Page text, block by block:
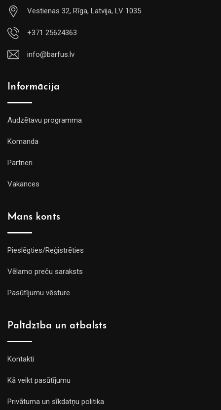
Vestienas 32, Rīga, Latvija, LV 1035
+371 25624363
info@barfus.lv
Informācija
Audzētavu programma
Komanda
Partneri
Vakances
Mans konts
Pieslēgties/Reģistrēties
Vēlamo preču saraksts
Pasūtījumu vēsture
Palīdzība un atbalsts
Kontakti
Kā veikt pasūtījumu
Privātuma un sīkdatņu politika